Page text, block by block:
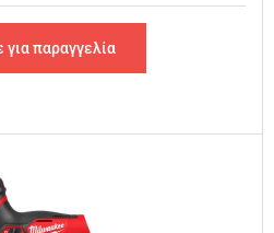
για παραγγελία